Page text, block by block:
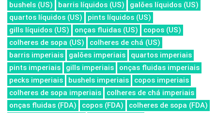
bushels (US)
barris líquidos (US)
galões líquidos (US)
quartos líquidos (US)
pints líquidos (US)
gills líquidos (US)
onças fluidas (US)
copos (US)
colheres de sopa (US)
colheres de chá (US)
barris imperiais
galões imperiais
quartos imperiais
pints imperiais
gills imperiais
onças fluidas imperiais
pecks imperiais
bushels imperiais
copos imperiais
colheres de sopa imperiais
colheres de chá imperiais
onças fluidas (FDA)
copos (FDA)
colheres de sopa (FDA)